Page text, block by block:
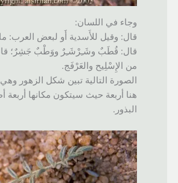
وجاء في اللسان:
قال: وقيل للأَسدية أَو لبعض العرب:
قال: قُطَبٌ وشَـِرْشَـِرٌ ووَطْبٌ جَشِرٌ؛
من الإِسْلِيح والعَرْفَج.
الصورة التالية تبين شكل الزهور
هنا أربعة حيث سيتكون مكانها
البذور.